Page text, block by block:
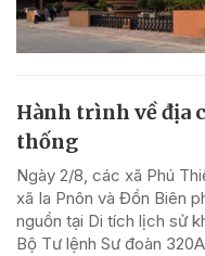
Hành trình về địa
thống
Ngày 2/8, các xã Phú
xã Ia Pnôn và Đồn Biên
nguồn tại Di tích lịch sử
Bộ Tư lệnh Sư đoàn